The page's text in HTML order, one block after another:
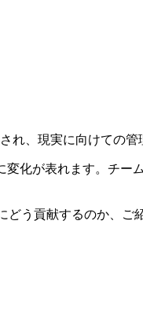
、現実に向けての管
化が表れます。チー
う貢献するのか、ご